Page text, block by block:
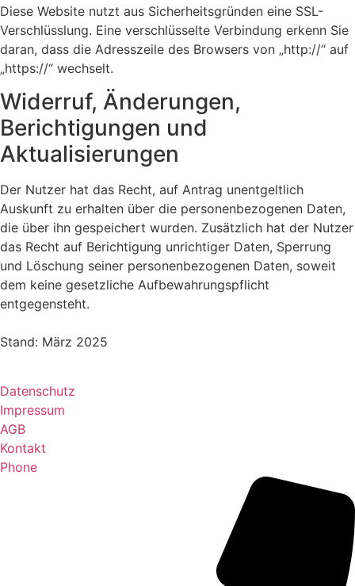
Diese Website nutzt aus Sicherheitsgründen eine SSL-
Verschlüsslung. Eine verschlüsselte Verbindung erkenn Sie
daran, dass die Adresszeile des Browsers von „http://“ auf
„https://“ wechselt.
Widerruf, Änderungen,
Berichtigungen und
Aktualisierungen
Der Nutzer hat das Recht, auf Antrag unentgeltlich
Auskunft zu erhalten über die personenbezogenen Daten,
die über ihn gespeichert wurden. Zusätzlich hat der Nutzer
das Recht auf Berichtigung unrichtiger Daten, Sperrung
und Löschung seiner personenbezogenen Daten, soweit
dem keine gesetzliche Aufbewahrungspflicht
entgegensteht.
Stand: März 2025
Datenschutz
Impressum
AGB
Kontakt
Phone